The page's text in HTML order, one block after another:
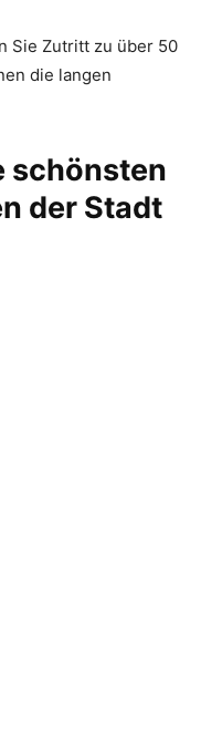
Sie Zutritt zu über 50
die langen
schönsten
der Stadt